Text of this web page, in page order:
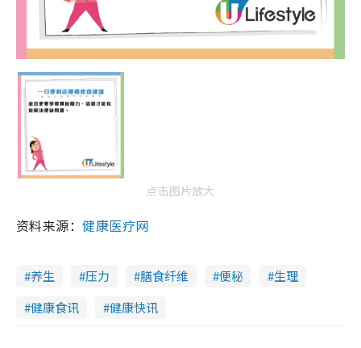
点击图片放大
资料来源：健康医疗网
养生 压力 膳食纤维 便秘
生理
健康食讯
健康快讯